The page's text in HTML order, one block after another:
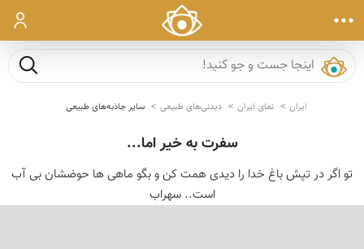
ورود
جست و
ایران نمای ایران دیدنی‌های طبیعی سایر جاذبه‌های طبیعی
سفرت به خیر اما...
تو اگر در تپش باغ خدا را دیدی همت کن و بگو ماهی ها حوضشان بی آب
است.. سهراب